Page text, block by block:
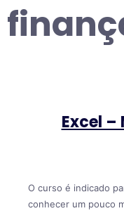
Excel –
O curso é indicado
conhecer um pouco